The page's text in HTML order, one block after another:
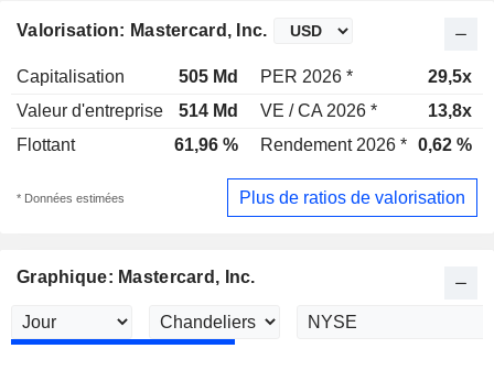
Valorisation: Mastercard, Inc.
Capitalisation 505 Md PER 2026 *
29,5x
Valeur d'entreprise
514 Md VE / CA 2026 *
13,8x
Flottant
61,96 % Rendement 2026 * 0,62 %
* Données estimées Plus de ratios de valorisation
Graphique: Mastercard, Inc.